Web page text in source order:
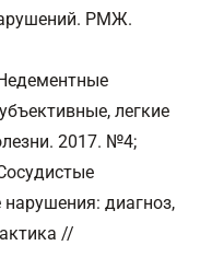
РМЖ.
легкие
2017. №4;
диагноз,
//